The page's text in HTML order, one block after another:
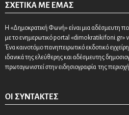
ΣΧΕΤΙΚΆ ΜΕ ΕΜΆΣ
Η «Δημοκρατική Φωνή» είναι μια αδέσμευτη
με το ενημερωτικό portal «dimokratikifoni.gr»
Ένα καινοτόμο πανηπειρωτικό εκδοτικό
ιδανικά της ελεύθερης και αδέσμευτης
πρωταγωνιστεί στην ειδησιογραφία της
ΟΙ ΣΥΝΤΆΚΤΕΣ